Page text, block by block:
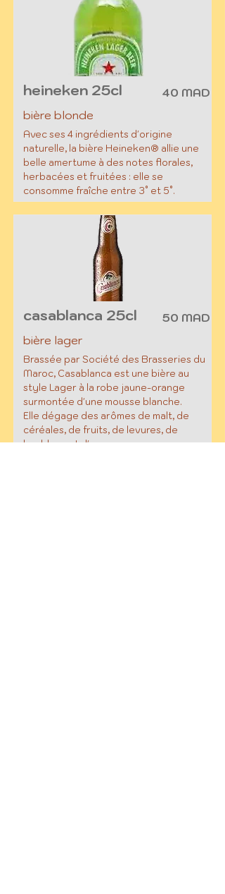
heineken 25cl
40 MAD
bière blonde
Avec ses 4 ingrédients d'origine
naturelle, la bière Heineken® allie une
belle amertume à des notes florales,
herbacées et fruitées : elle se
consomme fraîche entre 3° et 5°.
casablanca 25cl
50 MAD
bière lager
Brassée par Société des Brasseries du
Maroc, Casablanca est une bière au
style Lager à la robe jaune-orange
surmontée d'une mousse blanche.
Elle dégage des arômes de malt, de
céréales, de fruits, de levures, de
houblons et d'agrumes.